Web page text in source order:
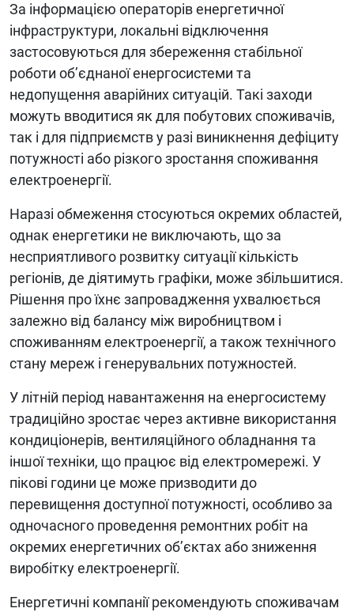
За інформацією операторів енергетичної
інфраструктури, локальні відключення
застосовуються для збереження стабільної
роботи об’єднаної енергосистеми та
недопущення аварійних ситуацій. Такі заходи
можуть вводитися як для побутових споживачів,
так і для підприємств у разі виникнення дефіциту
потужності або різкого зростання споживання
електроенергії.
Наразі обмеження стосуються окремих областей,
однак енергетики не виключають, що за
несприятливого розвитку ситуації кількість
регіонів, де діятимуть графіки, може збільшитися.
Рішення про їхнє запровадження ухвалюється
залежно від балансу між виробництвом і
споживанням електроенергії, а також технічного
стану мереж і генерувальних потужностей.
У літній період навантаження на енергосистему
традиційно зростає через активне використання
кондиціонерів, вентиляційного обладнання та
іншої техніки, що працює від електромережі. У
пікові години це може призводити до
перевищення доступної потужності, особливо за
одночасного проведення ремонтних робіт на
окремих енергетичних об’єктах або зниження
виробітку електроенергії.
Енергетичні компанії рекомендують споживачам